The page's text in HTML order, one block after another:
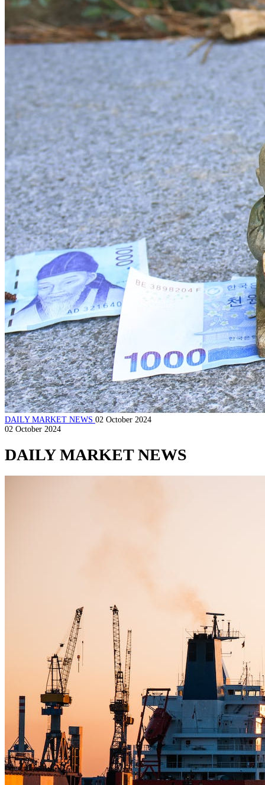
DAILY MARKET NEWS 02 October 2024
02 October 2024
DAILY MARKET NEWS